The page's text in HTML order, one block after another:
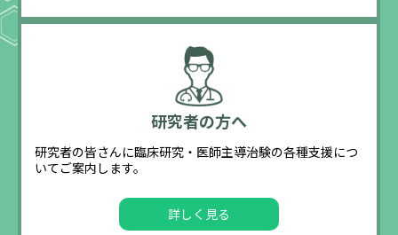
研究者の方へ
研究者の皆さんに臨床研究・医師主導治験の各種支援につ
いてご案内します。
詳しく見る